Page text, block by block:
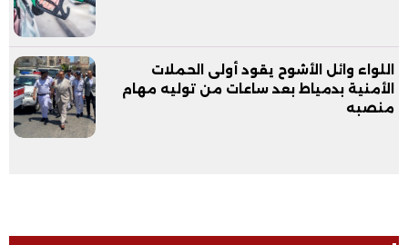
اللواء وائل الأشوح يقود أولى الحملات
الأمنية بدمياط بعد ساعات من توليه مهام
منصبه